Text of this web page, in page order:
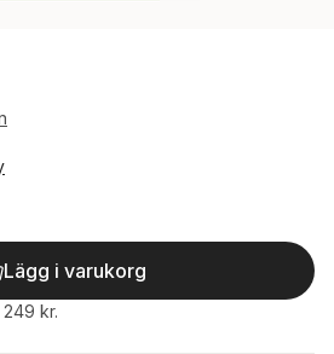
Lägg i varukorg
kr.